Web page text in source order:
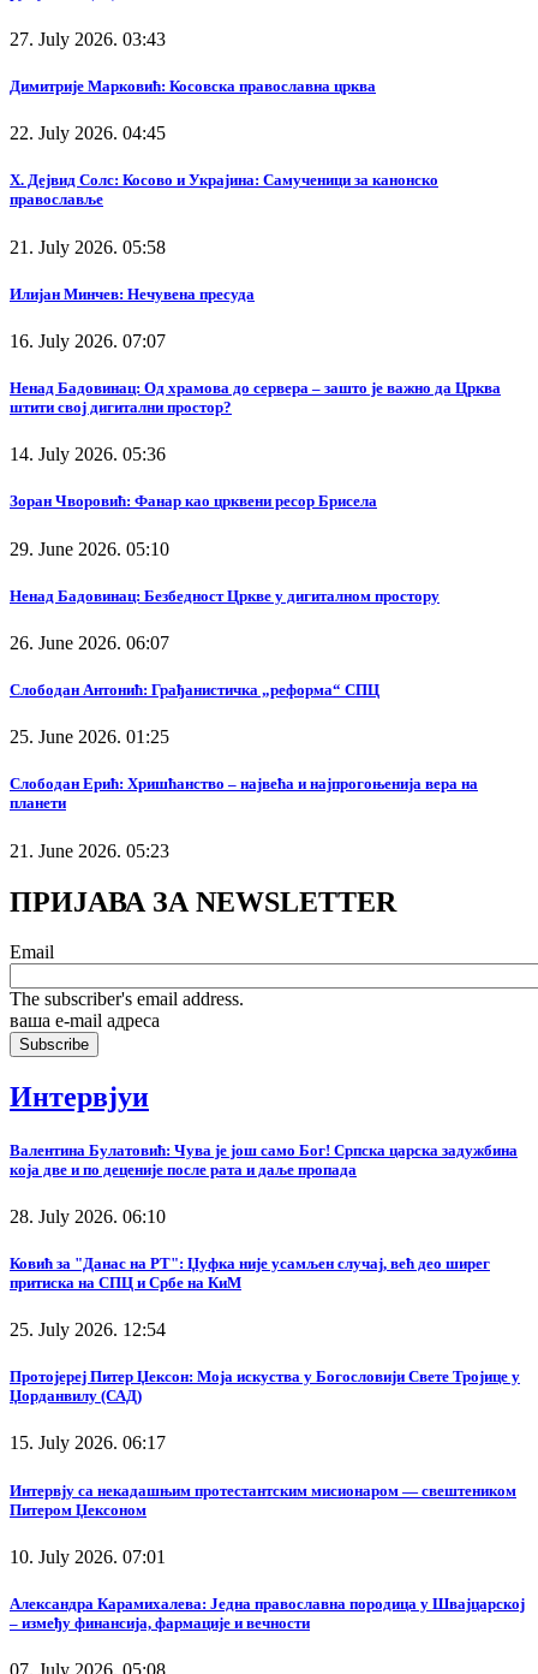
27. July 2026. 03:43
Димитрије Марковић: Косовска православна црква
22. July 2026. 04:45
Х. Дејвид Солс: Косово и Украјина: Самученици за канонско
православље
21. July 2026. 05:58
Илијан Минчев: Нечувена пресуда
16. July 2026. 07:07
Ненад Бадовинац: Од храмова до сервера – зашто је важно да Црква
штити свој дигитални простор?
14. July 2026. 05:36
Зоран Чворовић: Фанар као црквени ресор Брисела
29. June 2026. 05:10
Ненад Бадовинац: Безбедност Цркве у дигиталном простору
26. June 2026. 06:07
Слободан Антонић: Грађанистичка „реформа“ СПЦ
25. June 2026. 01:25
Слободан Ерић: Хришћанство – највећа и најпрогоњенија вера на
планети
21. June 2026. 05:23
ПРИЈАВА ЗА NEWSLETTER
Email
The subscriber's email address.
ваша е-mail адреса
Интервјуи
Валентина Булатовић: Чува је још само Бог! Српска царска задужбина
која две и по деценије после рата и даље пропада
28. July 2026. 06:10
Ковић за "Данас на РТ": Џуфка није усамљен случај, већ део ширег
притиска на СПЦ и Србе на КиМ
25. July 2026. 12:54
Протојереј Питер Џексон: Моја искуства у Богословији Свете Тројице у
Џорданвилу (САД)
15. July 2026. 06:17
Интервју са некадашњим протестантским мисионаром — свештеником
Питером Џексоном
10. July 2026. 07:01
Александра Карамихалева: Једна православна породица у Швајцарској
– између финансија, фармације и вечности
07. July 2026. 05:08